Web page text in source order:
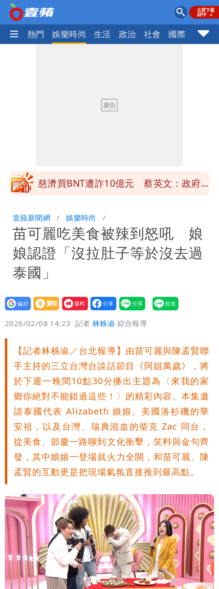
焦點 熱門 娛樂時尚 生活 政治 社會 國際 財經
很多謹慎判斷當時未被理解
「慈濟別想躲在受害者3字後面」 她：
聲押？交保？複訊後揭曉
慈濟買BNT遭詐10億元 蔡英文：政府
10.6億顧問費決策過程在哪
壹蘋新聞網 娛樂時尚
苗可麗吃美食被辣到怒吼 娘
娘認證「沒拉肚子等於沒去過
泰國」
設為
贊助
我要
爆料
2026/02/08 14:23 記者林秭渝 綜合報導
【記者林秭渝／台北報導】由苗可麗與陳孟賢聯
手主持的三立台灣台談話節目《阿姐萬歲》，將
於下週一晚間10點30分播出主題為〈來我的家
鄉你絕對不能錯過這些！〉的精彩內容。本集邀
請泰國代表 Alizabeth 娘娘、美國洛杉磯的華
安祖，以及台灣、瑞典混血的柴克 Zac 同台，
從美食、節慶一路聊到文化衝擊，笑料與金句齊
發，其中娘娘一登場就火力全開，和苗可麗、陳
孟賢的互動更是把現場氣氛直接推到最高點。